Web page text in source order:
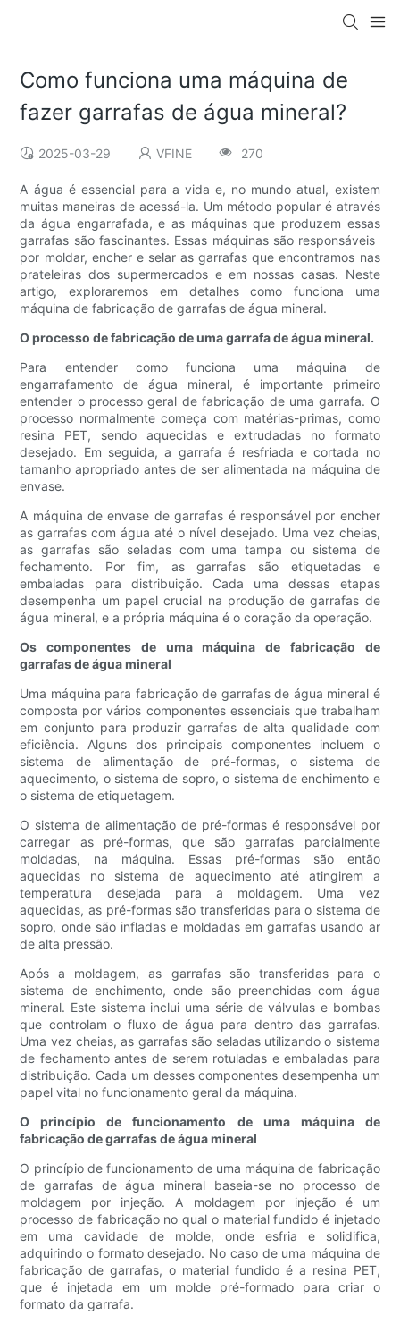
Como funciona uma máquina de
fazer garrafas de água mineral?
2025-03-29 VFINE 270
A água é essencial para a vida e, no mundo atual, existem
muitas maneiras de acessá-la. Um método popular é através
da água engarrafada, e as máquinas que produzem essas
garrafas são fascinantes. Essas máquinas são responsáveis ​​
por moldar, encher e selar as garrafas que encontramos nas
prateleiras dos supermercados e em nossas casas. Neste
artigo, exploraremos em detalhes como funciona uma
máquina de fabricação de garrafas de água mineral.
O processo de fabricação de uma garrafa de água mineral.
Para entender como funciona uma máquina de
engarrafamento de água mineral, é importante primeiro
entender o processo geral de fabricação de uma garrafa. O
processo normalmente começa com matérias-primas, como
resina PET, sendo aquecidas e extrudadas no formato
desejado. Em seguida, a garrafa é resfriada e cortada no
tamanho apropriado antes de ser alimentada na máquina de
envase.
A máquina de envase de garrafas é responsável por encher
as garrafas com água até o nível desejado. Uma vez cheias,
as garrafas são seladas com uma tampa ou sistema de
fechamento. Por fim, as garrafas são etiquetadas e
embaladas para distribuição. Cada uma dessas etapas
desempenha um papel crucial na produção de garrafas de
água mineral, e a própria máquina é o coração da operação.
Os componentes de uma máquina de fabricação de
garrafas de água mineral
Uma máquina para fabricação de garrafas de água mineral é
composta por vários componentes essenciais que trabalham
em conjunto para produzir garrafas de alta qualidade com
eficiência. Alguns dos principais componentes incluem o
sistema de alimentação de pré-formas, o sistema de
aquecimento, o sistema de sopro, o sistema de enchimento e
o sistema de etiquetagem.
O sistema de alimentação de pré-formas é responsável por
carregar as pré-formas, que são garrafas parcialmente
moldadas, na máquina. Essas pré-formas são então
aquecidas no sistema de aquecimento até atingirem a
temperatura desejada para a moldagem. Uma vez
aquecidas, as pré-formas são transferidas para o sistema de
sopro, onde são infladas e moldadas em garrafas usando ar
de alta pressão.
Após a moldagem, as garrafas são transferidas para o
sistema de enchimento, onde são preenchidas com água
mineral. Este sistema inclui uma série de válvulas e bombas
que controlam o fluxo de água para dentro das garrafas.
Uma vez cheias, as garrafas são seladas utilizando o sistema
de fechamento antes de serem rotuladas e embaladas para
distribuição. Cada um desses componentes desempenha um
papel vital no funcionamento geral da máquina.
O princípio de funcionamento de uma máquina de
fabricação de garrafas de água mineral
O princípio de funcionamento de uma máquina de fabricação
de garrafas de água mineral baseia-se no processo de
moldagem por injeção. A moldagem por injeção é um
processo de fabricação no qual o material fundido é injetado
em uma cavidade de molde, onde esfria e solidifica,
adquirindo o formato desejado. No caso de uma máquina de
fabricação de garrafas, o material fundido é a resina PET,
que é injetada em um molde pré-formado para criar o
formato da garrafa.